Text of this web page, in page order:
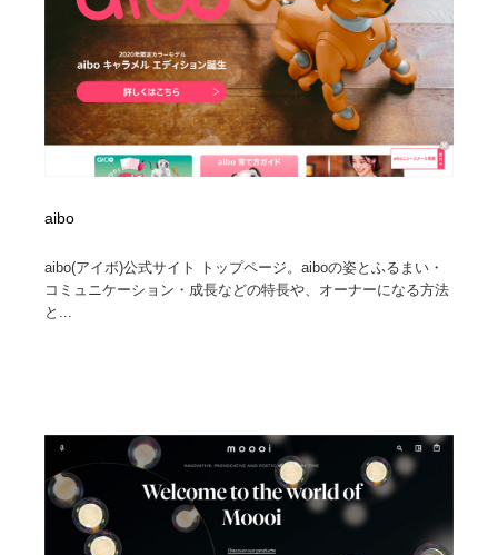
aibo
aibo(アイボ)公式サイト トップページ。aiboの姿とふるまい・
コミュニケーション・成長などの特長や、オーナーになる方法
と...